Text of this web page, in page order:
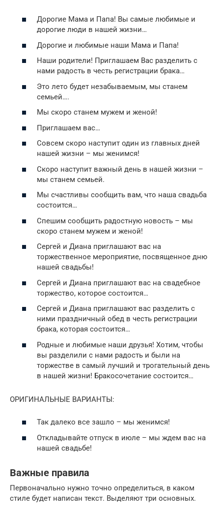
Дорогие Мама и Папа! Вы самые любимые и
дорогие люди в нашей жизни…
Дорогие и любимые наши Мама и Папа!
Наши родители! Приглашаем Вас разделить с
нами радость в честь регистрации брака…
Это лето будет незабываемым, мы станем
семьей….
Мы скоро станем мужем и женой!
Приглашаем вас…
Совсем скоро наступит один из главных дней
нашей жизни – мы женимся!
Скоро наступит важный день в нашей жизни –
мы станем семьей.
Мы счастливы сообщить вам, что наша свадьба
состоится…
Спешим сообщить радостную новость – мы
скоро станем мужем и женой!
Сергей и Диана приглашают вас на
торжественное мероприятие, посвященное дню
нашей свадьбы!
Сергей и Диана приглашают вас на свадебное
торжество, которое состоится…
Сергей и Диана приглашают вас разделить с
ними праздничный обед в честь регистрации
брака, которая состоится…
Родные и любимые наши друзья! Хотим, чтобы
вы разделили с нами радость и были на
торжестве в самый лучший и трогательный день
в нашей жизни! Бракосочетание состоится…
ОРИГИНАЛЬНЫЕ ВАРИАНТЫ:
Так далеко все зашло – мы женимся!
Откладывайте отпуск в июле – мы ждем вас на
нашей свадьбе!
Важные правила
Первоначально нужно точно определиться, в каком
стиле будет написан текст. Выделяют три основных.